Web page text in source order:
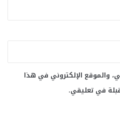
والموقع الإلكتروني في هذا
في تعليقي.